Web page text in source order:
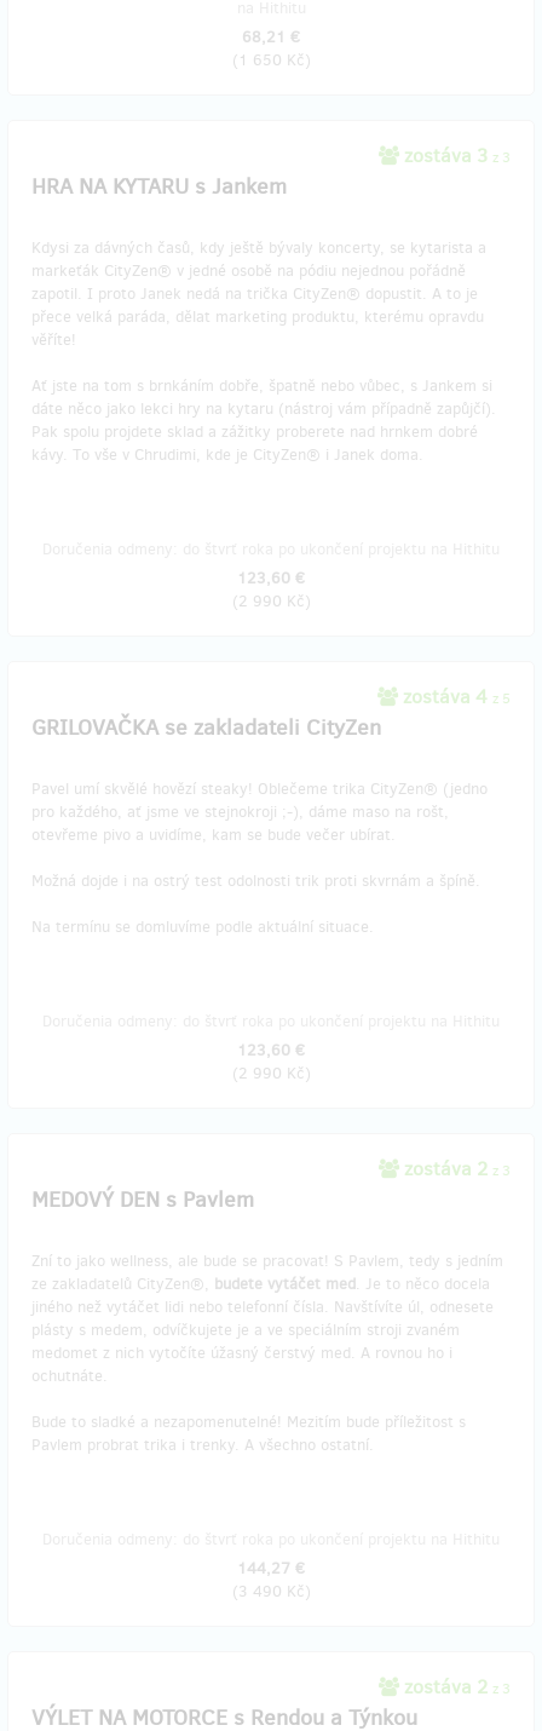
68,21 €
(1 650 Kč)
zostáva 3 z 3
HRA NA KYTARU s Jankem
Kdysi za dávných časů, kdy ještě bývaly koncerty, se kytarista a
markeťák CityZen® v jedné osobě na pódiu nejednou pořádně
zapotil. I proto Janek nedá na trička CityZen® dopustit. A to je
přece velká paráda, dělat marketing produktu, kterému opravdu
věříte!
Ať jste na tom s brnkáním dobře, špatně nebo vůbec, s Jankem si
dáte něco jako lekci hry na kytaru (nástroj vám případně zapůjčí).
Pak spolu projdete sklad a zážitky proberete nad hrnkem dobré
kávy. To vše v Chrudimi, kde je CityZen® i Janek doma.
123,60 €
(2 990 Kč)
zostáva 4 z 5
GRILOVAČKA se zakladateli CityZen
Pavel umí skvělé hovězí steaky! Oblečeme trika CityZen® (jedno
pro každého, ať jsme ve stejnokroji ;-), dáme maso na rošt,
otevřeme pivo a uvidíme, kam se bude večer ubírat.
Možná dojde i na ostrý test odolnosti trik proti skvrnám a špíně.
Na termínu se domluvíme podle aktuální situace.
123,60 €
(2 990 Kč)
zostáva 2 z 3
MEDOVÝ DEN s Pavlem
Zní to jako wellness, ale bude se pracovat! S Pavlem, tedy s jedním
ze zakladatelů CityZen®, budete vytáčet med. Je to něco docela
jiného než vytáčet lidi nebo telefonní čísla. Navštívíte úl, odnesete
plásty s medem, odvíčkujete je a ve speciálním stroji zvaném
medomet z nich vytočíte úžasný čerstvý med. A rovnou ho i
ochutnáte.
Bude to sladké a nezapomenutelné! Mezitím bude příležitost s
Pavlem probrat trika i trenky. A všechno ostatní.
144,27 €
(3 490 Kč)
zostáva 2 z 3
VÝLET NA MOTORCE s Rendou a Týnkou